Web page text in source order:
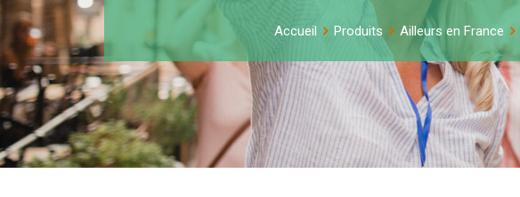
Accueil Produits Ailleurs en France